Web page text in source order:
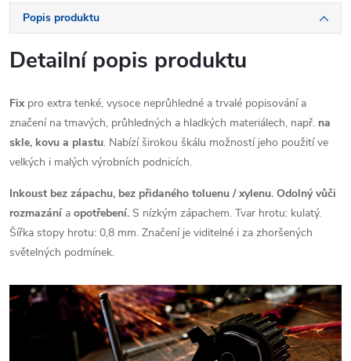
Popis produktu
Detailní popis produktu
Fixpro extra tenké, vysoce neprůhledné a trvalé popisování a
značení na tmavých, průhledných a hladkých materiálech, např. na
skle, kovu a plastu. Nabízí širokou škálu možností jeho použití ve
velkých i malých výrobních podnicích.
Inkoust bez zápachu, bez přidaného toluenu / xylenu. Odolný vůči
rozmazání a opotřebení. S nízkým zápachem. Tvar hrotu: kulatý.
Šířka stopy hrotu: 0,8 mm. Značení je viditelné i za zhoršených
světelných podmínek.